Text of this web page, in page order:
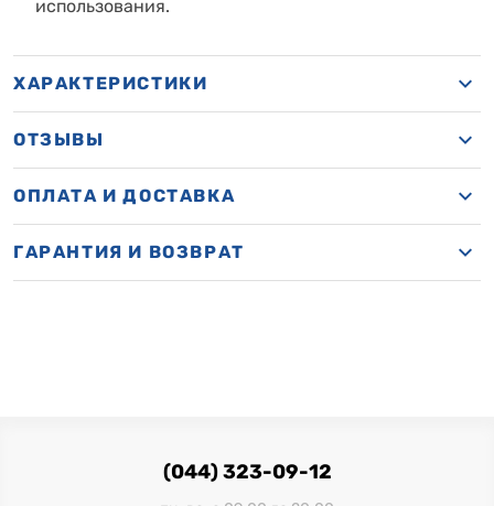
использования.
ХАРАКТЕРИСТИКИ
ОТЗЫВЫ
ОПЛАТА И ДОСТАВКА
ГАРАНТИЯ И ВОЗВРАТ
(044) 323-09-12